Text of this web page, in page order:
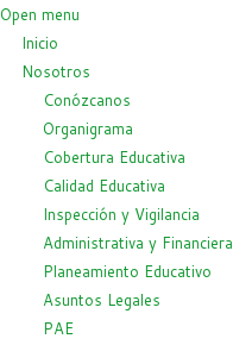
Open menu
Inicio
Nosotros
Conózcanos
Organigrama
Cobertura Educativa
Calidad Educativa
Inspección y Vigilancia
Administrativa y Financiera
Planeamiento Educativo
Asuntos Legales
PAE